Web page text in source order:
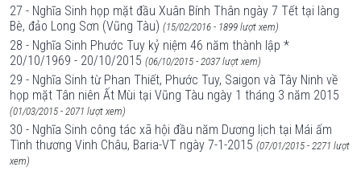
27 - Nghĩa Sinh họp mặt đầu Xuân Bính Thân ngày 7 Tết tại làng
Bè, đảo Long Sơn (Vũng Tàu) (15/02/2016 - 1899 lượt xem)
28 - Nghĩa Sinh Phước Tuy kỷ niệm 46 năm thành lập *
20/10/1969 - 20/10/2015 (06/10/2015 - 2037 lượt xem)
29 - Nghĩa Sinh từ Phan Thiết, Phước Tuy, Saigon và Tây Ninh về
họp mặt Tân niên Ất Mùi tại Vũng Tàu ngày 1 tháng 3 năm 2015
(01/03/2015 - 2071 lượt xem)
30 - Nghĩa Sinh công tác xã hội đầu năm Dương lịch tại Mái ấm
Tình thương Vinh Châu, Baria-VT ngày 7-1-2015 (07/01/2015 - 2271 lượt
xem)